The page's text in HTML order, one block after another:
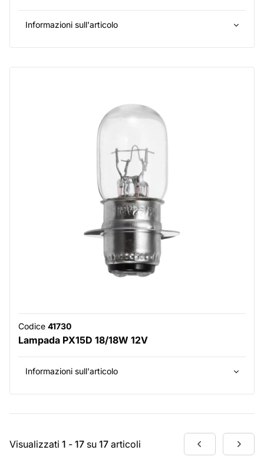
Informazioni sull'articolo
Codice 41730
Lampada PX15D 18/18W 12V
Informazioni sull'articolo
Visualizzati 1 - 17 su 17 articoli